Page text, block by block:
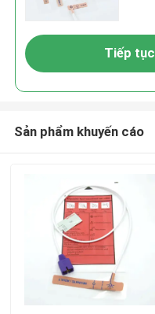
Tiếp tục
Sản phẩm khuyến cáo